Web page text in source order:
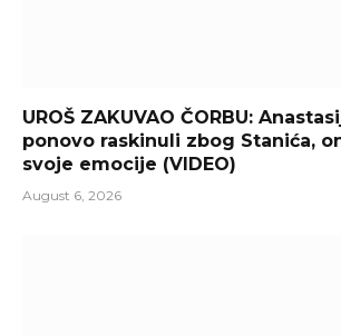
UROŠ ZAKUVAO ČORBU:
ponovo raskinuli zbog Stanića,
svoje emocije (VIDEO)
August 6, 2026